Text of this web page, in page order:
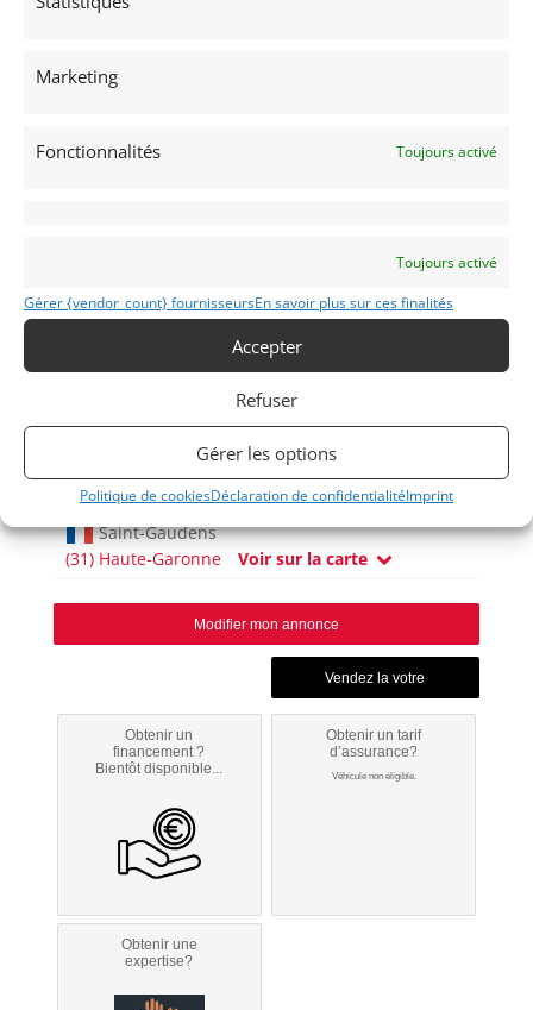
Marketing
Fonctionnalités Toujours activé
Toujours activé
Gérer {vendor_count} fournisseursEn savoir plus sur ces finalités
Accepter
Refuser
Gérer les options
Politique de cookiesDéclaration de confidentialitéImprint
Voir les 18 annonces de
1600 TI
Saint-Gaudens
(31) Haute-Garonne
Voir sur la carte
Modifier mon annonce
Obtenir un
financement ?
Bientôt disponible...
Obtenir un tarif
d’assurance?
Véhicule non éligible.
Obtenir une
expertise?